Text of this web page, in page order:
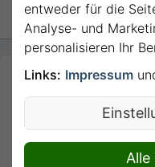
10 Nächte -
Klassische
MS Amadeus
entweder für die
Analyse- und
personalisieren Ihr
Links: Impressum